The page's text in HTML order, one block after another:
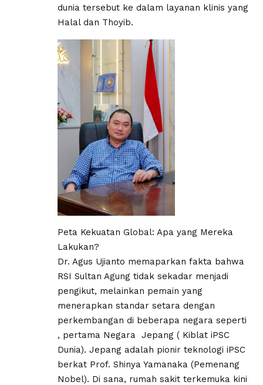
dunia tersebut ke dalam layanan klinis yang
Halal dan Thoyib.
​Peta Kekuatan Global: Apa yang Mereka
Lakukan?
​Dr. Agus Ujianto memaparkan fakta bahwa
RSI Sultan Agung tidak sekadar menjadi
pengikut, melainkan pemain yang
menerapkan standar setara dengan
perkembangan di beberapa negara seperti
, pertama Negara Jepang ( Kiblat iPSC
Dunia). Jepang adalah pionir teknologi iPSC
berkat Prof. Shinya Yamanaka (Pemenang
Nobel). Di sana, rumah sakit terkemuka kini